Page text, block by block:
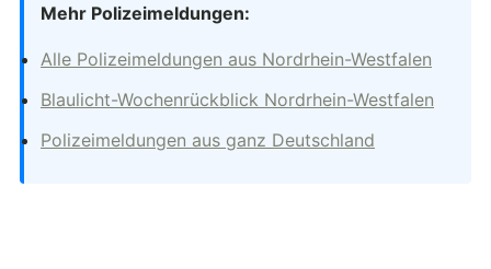
Mehr Polizeimeldungen:
Alle Polizeimeldungen aus Nordrhein-Westfalen
Blaulicht-Wochenrückblick Nordrhein-Westfalen
Polizeimeldungen aus ganz Deutschland